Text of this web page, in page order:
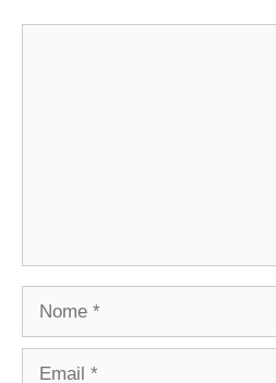
Nome
Email